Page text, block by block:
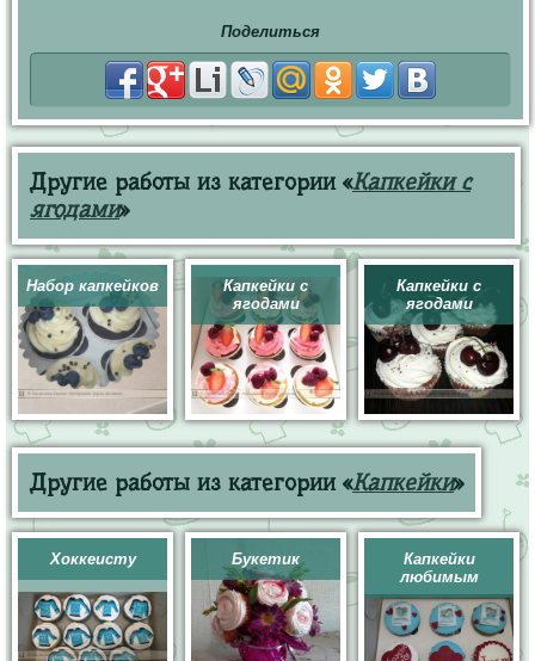
Поделиться
Другие работы из категории «Капкейки с
ягодами»
Набор капкейков
Капкейки с
ягодами
Капкейки с
ягодами
Другие работы из категории «Капкейки»
Хоккеисту Букетик
Капкейки
любимым